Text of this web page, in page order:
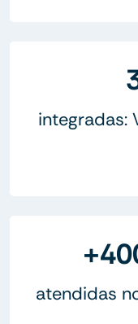
integradas:
atendidas